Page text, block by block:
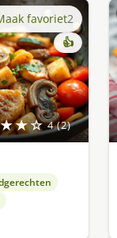
4 (2)
favoriet2
👍